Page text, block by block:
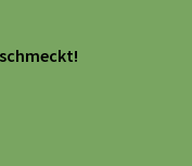
schmeckt!